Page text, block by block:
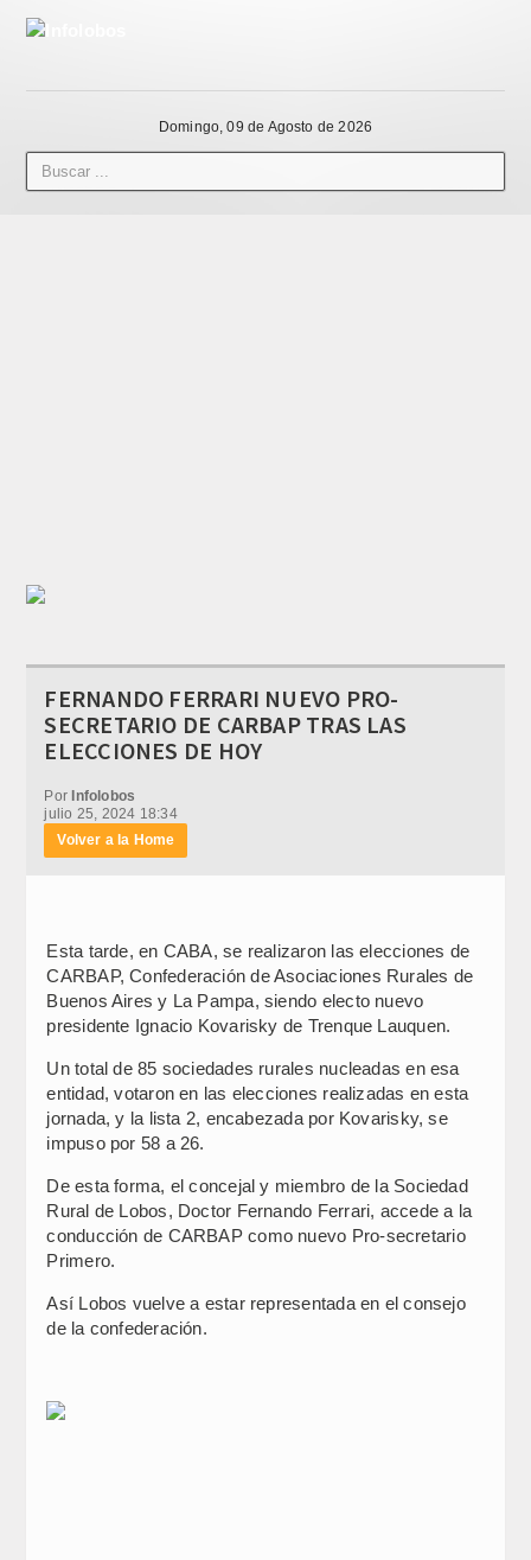
Domingo, 09 de Agosto de 2026
FERNANDO FERRARI NUEVO PRO-
SECRETARIO DE CARBAP TRAS LAS
ELECCIONES DE HOY
Por Infolobos
julio 25, 2024 18:34
Volver a la Home
Esta tarde, en CABA, se realizaron las elecciones de
CARBAP, Confederación de Asociaciones Rurales de
Buenos Aires y La Pampa, siendo electo nuevo
presidente Ignacio Kovarisky de Trenque Lauquen.
Un total de 85 sociedades rurales nucleadas en esa
entidad, votaron en las elecciones realizadas en esta
jornada, y la lista 2, encabezada por Kovarisky, se
impuso por 58 a 26.
De esta forma, el concejal y miembro de la Sociedad
Rural de Lobos, Doctor Fernando Ferrari, accede a la
conducción de CARBAP como nuevo Pro-secretario
Primero.
Así Lobos vuelve a estar representada en el consejo
de la confederación.